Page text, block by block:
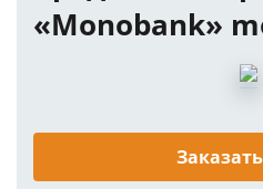
«Monobank»